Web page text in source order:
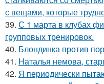
с вещами, которые
39. С 1 марта в клубах
групповых тренировок.
40. Блондинка против
41. Наталья немова,
42. Я периодически